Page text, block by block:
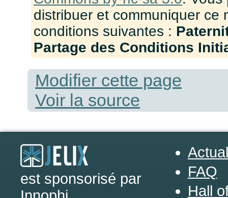
distribuer et communiquer ce
conditions suivantes :
Partage des Conditions
Modifier cette page
Voir la source
est sponsorisé par
FAQ
Hall